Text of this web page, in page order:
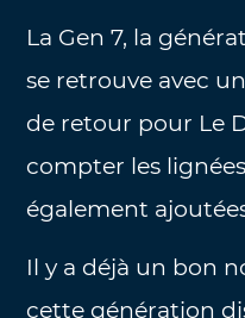
La Gen 7, la
se retrouve avec
de retour pour Le
compter les
également
Il y a déjà un bon
cette génération